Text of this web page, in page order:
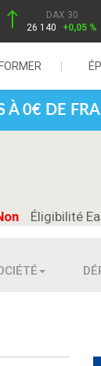
DAX 30
26 140
+0,05 %
À 0€ DE
Éligibilité